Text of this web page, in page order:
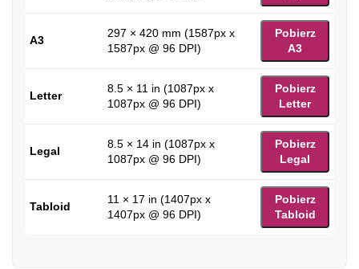
A3
297 × 420 mm (1587px x
1587px @ 96 DPI)
Pobierz
A3
Letter
8.5 × 11 in (1087px x
1087px @ 96 DPI)
Pobierz
Letter
Legal
8.5 × 14 in (1087px x
1087px @ 96 DPI)
Pobierz
Legal
Tabloid
11 × 17 in (1407px x
1407px @ 96 DPI)
Pobierz
Tabloid